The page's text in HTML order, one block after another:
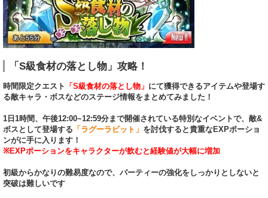
「S級食材の落とし物」攻略！
時間限定クエスト 「S級食材の落とし物」 にて獲得できるアイテムや登場す
る敵キャラ・ボスなどのステージ情報をまとめてみました！
1日1時間、午後12:00~12:59分まで開催されている特別なイベントで、敵&
ボスとして登場する 「ラグーラビット」 を討伐すると貴重なEXPポーショ
ンがに手に入ります！
※EXPポーションをキャラクターが飲むと経験値が大幅に増加
初級からかなりの難易度なので、パーティーの強化をしっかりとしないと
突破は難しいです